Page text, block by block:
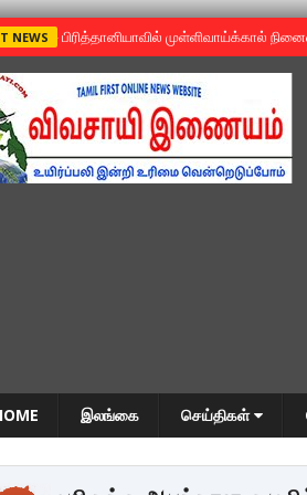
NEWS »பிரித்தானியாவில் முள்ளிவாய்க்கால்
இலங்கை செய்திகள்